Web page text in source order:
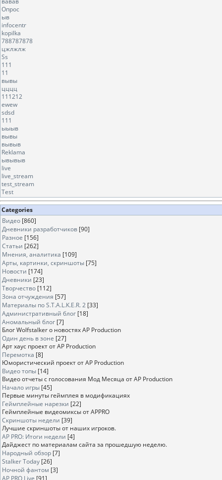
Опрос
ыв
infocentr
kopilka
788787878
цжлжлж
Ss
111
11
вывы
цццц
111212
ewew
sdsd
111
ыыыв
вывы
вывыв
Reklama
ывывыв
live
live_stream
test_stream
Test
Categories
Видео [860]
Дневники разработчиков [90]
Разное [156]
Статьи [262]
Мнения, аналитика [109]
Арты, картинки, скриншоты [75]
Новости [174]
Дневники [23]
Творчество [112]
Зона отчуждения [57]
Материалы по S.T.A.L.K.E.R. 2 [33]
Административный блог [18]
Аномальный блог [7]
Блог Wolfstalker о новостях AP Production
Один день в зоне [27]
Арт хаус проект от AP Production
Перемотка [8]
Юмористический проект от AP Production
Видео топы [14]
Видео отчеты с голосования Мод Месяца от AP Production
Начало игры [45]
Первые минуты геймплея в модификациях
Геймплейные нарезки [22]
Геймплейные видеомиксы от APPRO
Скриншоты недели [39]
Лучшие скриншоты от наших игроков.
AP PRO: Итоги недели [4]
Дайджест по материалам сайта за прошедшую неделю.
Народный обзор [7]
Stalker Today [26]
Ночной фантом [3]
AP PRO Live [91]